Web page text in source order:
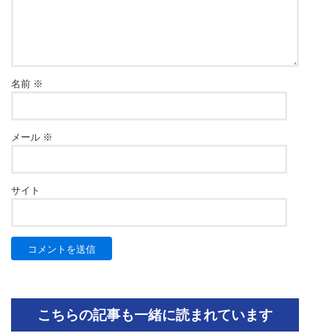
名前 ※
メール ※
サイト
こちらの記事も一緒に読まれています